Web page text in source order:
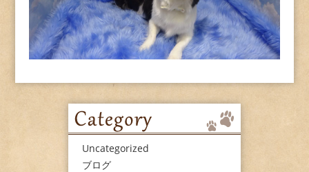
Uncategorized
ブログ